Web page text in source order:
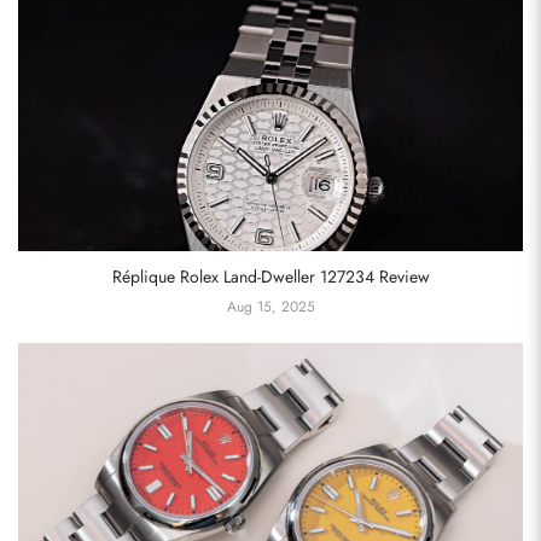
Réplique Rolex Land-Dweller 127234 Review
Aug 15, 2025